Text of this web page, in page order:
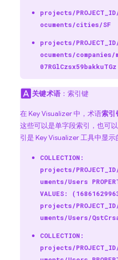
projects/
ocuments/cities/SF
projects/
ocuments/companies/
07RGlCzsx59bakkuTGz
关键术语 ：索引键
在 Key Visualizer 中，术语索引
这些可以是单字段索引，也可
引是 Key Visualizer 工具中显示
COLLECTION:
projects/
uments/Users
VALUES:
projects/
uments/Users/
COLLECTION:
projects/